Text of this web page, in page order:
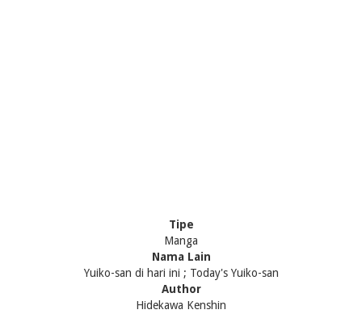
Tipe
Manga
Nama Lain
Yuiko-san di hari ini ; Today's Yuiko-san
Author
Hidekawa Kenshin